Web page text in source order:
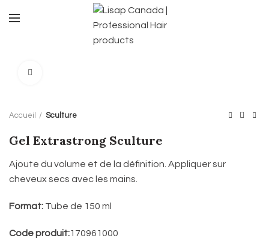
Accueil Sculture
Gel Extrastrong Sculture
Ajoute du volume et de la définition. Appliquer sur
cheveux secs avec les mains.
Format: Tube de 150 ml
Code produit:170961000